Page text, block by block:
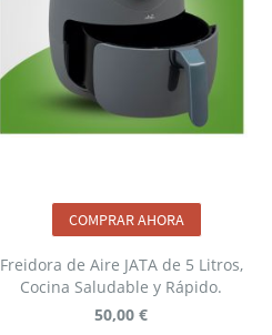
Freidora de Aire JATA de 5 Litros,
Cocina Saludable y Rápido.
50,00 €
COMPRAR AHORA